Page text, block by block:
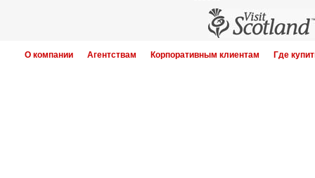
О компании Агентствам Корпоративным клиентам Где